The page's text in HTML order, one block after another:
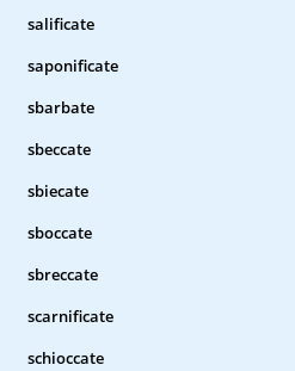
salificate
saponificate
sbarbate
sbeccate
sbiecate
sboccate
sbreccate
scarnificate
schioccate